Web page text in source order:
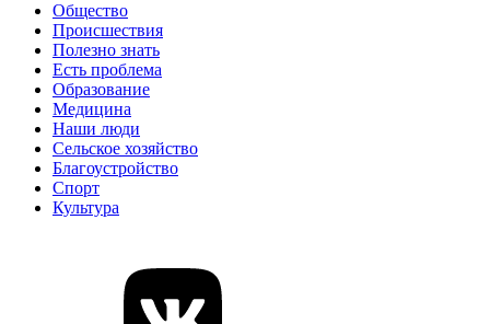
Общество
Происшествия
Полезно знать
Есть проблема
Образование
Медицина
Наши люди
Сельское хозяйство
Благоустройство
Спорт
Культура